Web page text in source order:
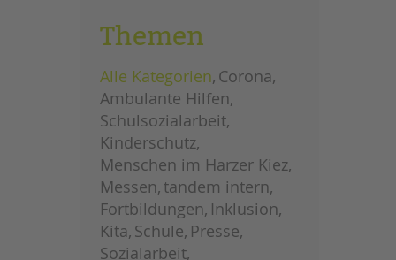
Impressum
Datenschutz
Hinweisgebersystem
Intranet
SuchenThemen
Alle Kategorien Corona
Ambulante Hilfen
Schulsozialarbeit
Kinderschutz
Menschen im Harzer Kiez
Messen tandem intern
Fortbildungen Inklusion
Kita Schule Presse
Sozialarbeit